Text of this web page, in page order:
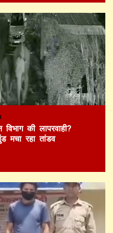
की लापरवाही?
मचा रहा तांडव